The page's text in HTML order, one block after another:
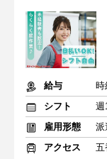
給与
時
シフト
雇用形態
派
アクセス
五